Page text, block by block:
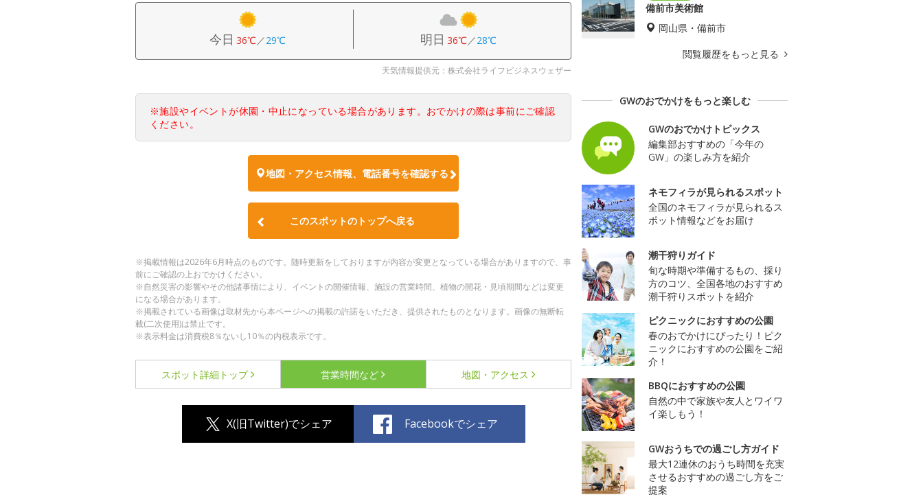
今日 36℃／29℃ 明日 36℃／28℃
天気情報提供元：株式会社ライフビジネスウェザー
※施設やイベントが休園・中止になっている場合があります。おでかけの際は事前にご確認
ください。
地図・アクセス情報、電話番号を確認する
このスポットのトップへ戻る
※掲載情報は2026年6月時点のものです。随時更新をしておりますが内容が変更となっている場合がありますので、事
前にご確認の上おでかけください。
※自然災害の影響やその他諸事情により、イベントの開催情報、施設の営業時間、植物の開花・見頃期間などは変更
になる場合があります。
※掲載されている画像は取材先から本ページへの掲載の許諾をいただき、提供されたものとなります。画像の無断転
載(二次使用)は禁止です。
※表示料金は消費税8％ないし10％の内税表示です。
スポット詳細 トップ 営業時間など 地図・アクセス
X(旧Twitter)でシェア Facebookでシェア
備前市美術館
岡山県・備前市
閲覧履歴をもっと見る
GWのおでかけをもっと楽しむ
GWのおでかけトピックス
編集部おすすめの「今年の
GW」の楽しみ方を紹介
ネモフィラが見られるスポット
全国のネモフィラが見られるス
ポット情報などをお届け
潮干狩りガイド
旬な時期や準備するもの、採り
方のコツ、全国各地のおすすめ
潮干狩りスポットを紹介
ピクニックにおすすめの公園
春のおでかけにぴったり！ピク
ニックにおすすめの公園をご紹
介！
BBQにおすすめの公園
自然の中で家族や友人とワイワ
イ楽しもう！
GWおうちでの過ごし方ガイド
最大12連休のおうち時間を充実
させるおすすめの過ごし方をご
提案